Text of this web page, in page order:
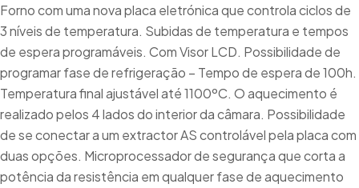
Forno com uma nova placa eletrónica que controla ciclos de
3 níveis de temperatura. Subidas de temperatura e tempos
de espera programáveis. Com Visor LCD. Possibilidade de
programar fase de refrigeração – Tempo de espera de 100h.
Temperatura final ajustável até 1100ºC. O aquecimento é
realizado pelos 4 lados do interior da câmara. Possibilidade
de se conectar a um extractor AS controlável pela placa com
duas opções. Microprocessador de segurança que corta a
potência da resistência em qualquer fase de aquecimento